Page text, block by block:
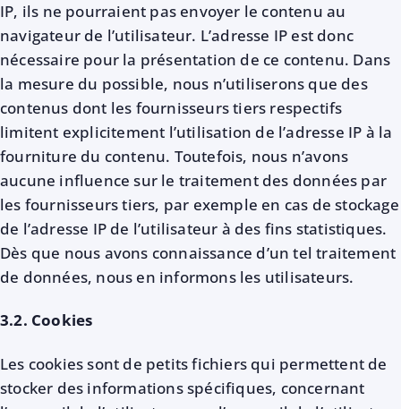
IP, ils ne pourraient pas envoyer le contenu au
navigateur de l’utilisateur. L’adresse IP est donc
nécessaire pour la présentation de ce contenu. Dans
la mesure du possible, nous n’utiliserons que des
contenus dont les fournisseurs tiers respectifs
limitent explicitement l’utilisation de l’adresse IP à la
fourniture du contenu. Toutefois, nous n’avons
aucune influence sur le traitement des données par
les fournisseurs tiers, par exemple en cas de stockage
de l’adresse IP de l’utilisateur à des fins statistiques.
Dès que nous avons connaissance d’un tel traitement
de données, nous en informons les utilisateurs.
3.2. Cookies
Les cookies sont de petits fichiers qui permettent de
stocker des informations spécifiques, concernant